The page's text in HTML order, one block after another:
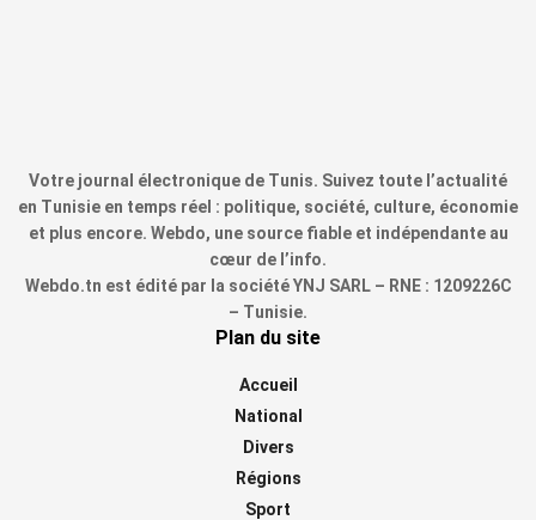
Votre journal électronique de Tunis. Suivez toute l’actualité
en Tunisie en temps réel : politique, société, culture, économie
et plus encore. Webdo, une source fiable et indépendante au
cœur de l’info.
Webdo.tn est édité par la société YNJ SARL – RNE : 1209226C
– Tunisie.
Plan du site
Accueil
National
Divers
Régions
Sport